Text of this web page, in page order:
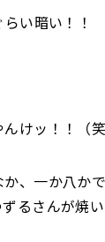
い暗い！！
けッ！！（笑
、一か八かで
るさんが焼